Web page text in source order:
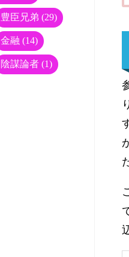
豊臣兄弟 (29)
金融 (14)
陰謀論者 (1)